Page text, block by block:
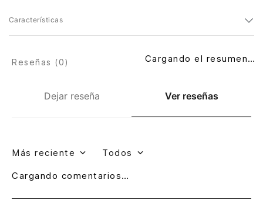
Características
Dejar reseña Ver reseñas
Reseñas (0) Cargando el resumen…
Más reciente Todos
Cargando comentarios…